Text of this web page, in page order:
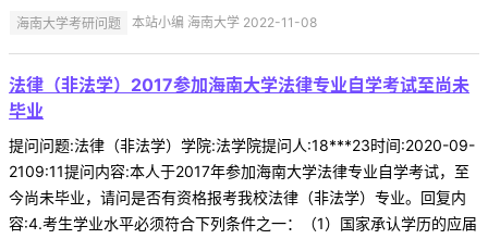
海南大学考研问题 本站小编 海南大学 2022-11-08
法律（非法学）2017参加海南大学法律专业自学考试至尚未
毕业
提问问题:法律（非法学）学院:法学院提问人:18***23时间:2020-09-
2109:11提问内容:本人于2017年参加海南大学法律专业自学考试，至
今尚未毕业，请问是否有资格报考我校法律（非法学）专业。回复内
容:4.考生学业水平必须符合下列条件之一：（1）国家承认学历的应届